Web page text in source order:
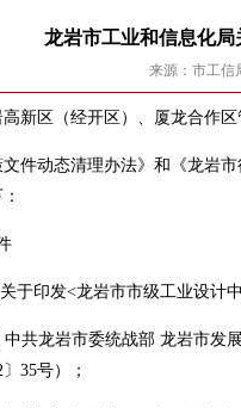
龙岩市工业和信息化
来源：市工信
新区（经开区）、厦龙合作
动态清理办法》和《龙岩市
印发<龙岩市市级工业设计
龙岩市委统战部 龙岩市发
35号）；